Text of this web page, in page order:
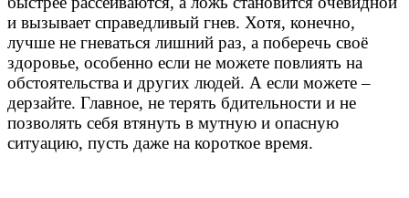
и вызывает справедливый гнев. Хотя, конечно,
лучше не гневаться лишний раз, а поберечь своё
здоровье, особенно если не можете повлиять на
обстоятельства и других людей. А если можете –
дерзайте. Главное, не терять бдительности и не
позволять себя втянуть в мутную и опасную
ситуацию, пусть даже на короткое время.